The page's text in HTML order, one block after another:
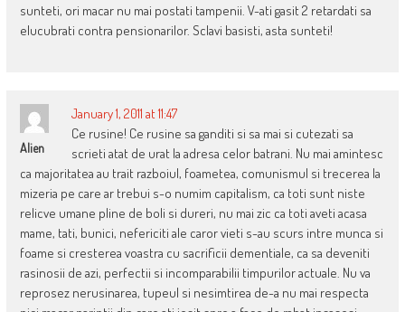
sunteti, ori macar nu mai postati tampenii. V-ati gasit 2 retardati sa
elucubrati contra pensionarilor. Sclavi basisti, asta sunteti!
Alien
January 1, 2011 at 11:47
Ce rusine! Ce rusine sa ganditi si sa mai si cutezati sa
scrieti atat de urat la adresa celor batrani. Nu mai amintesc
ca majoritatea au trait razboiul, foametea, comunismul si trecerea la
mizeria pe care ar trebui s-o numim capitalism, ca toti sunt niste
relicve umane pline de boli si dureri, nu mai zic ca toti aveti acasa
mame, tati, bunici, nefericiti ale caror vieti s-au scurs intre munca si
foame si cresterea voastra cu sacrificii dementiale, ca sa deveniti
rasinosii de azi, perfectii si incomparabilii timpurilor actuale. Nu va
reprosez nerusinarea, tupeul si nesimtirea de-a nu mai respecta